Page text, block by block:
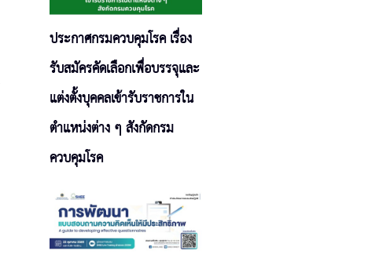
ประกาศกรมควบคุมโรค เรื่อง
รับสมัครคัดเลือกเพื่อบรรจุและ
แต่งตั้งบุคคลเข้ารับราชการใน
ตำแหน่งต่าง ๆ สังกัดกรม
ควบคุมโรค